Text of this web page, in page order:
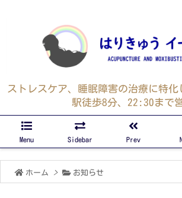
ストレスケア、睡眠障害の治療に特化
駅徒歩8分、22:30まで
Menu Sidebar Prev
ホーム > お知らせ